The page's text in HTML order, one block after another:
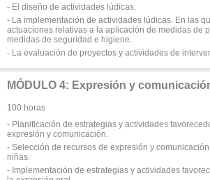
- El diseño de actividades lúdicas.
- La implementación de actividades lúdicas. En las
actuaciones relativas a la aplicación de medidas de
medidas de seguridad e higiene.
- La evaluación de proyectos y actividades de
MÓDULO 4: Expresión y
100 horas
- Planificación de estrategias y actividades
expresión y comunicación.
- Selección de recursos de expresión y
niñas.
- Implementación de estrategias y actividades